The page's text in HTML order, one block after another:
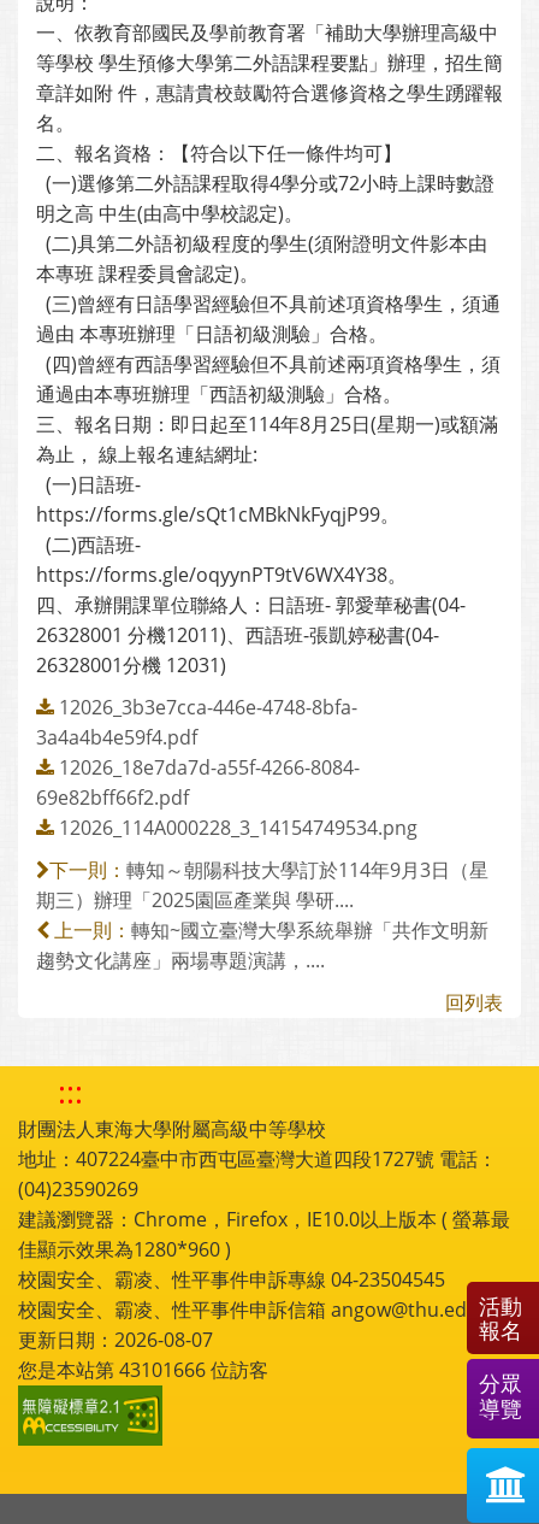
一、依教育部國民及學前教育署「補助大學辦理高級中
等學校 學生預修大學第二外語課程要點」辦理，招生簡
章詳如附 件，惠請貴校鼓勵符合選修資格之學生踴躍報
名。
二、報名資格：【符合以下任一條件均可】
(一)選修第二外語課程取得4學分或72小時上課時數證
明之高 中生(由高中學校認定)。
(二)具第二外語初級程度的學生(須附證明文件影本由
本專班 課程委員會認定)。
(三)曾經有日語學習經驗但不具前述項資格學生，須通
過由 本專班辦理「日語初級測驗」合格。
(四)曾經有西語學習經驗但不具前述兩項資格學生，須
通過由本專班辦理「西語初級測驗」合格。
三、報名日期：即日起至114年8月25日(星期一)或額滿
為止， 線上報名連結網址:
(一)日語班-
https://forms.gle/sQt1cMBkNkFyqjP99。
(二)西語班-
https://forms.gle/oqyynPT9tV6WX4Y38。
四、承辦開課單位聯絡人：日語班- 郭愛華秘書(04-
26328001 分機12011)、西語班-張凱婷秘書(04-
26328001分機 12031)
12026_3b3e7cca-446e-4748-8bfa-
3a4a4b4e59f4.pdf
12026_18e7da7d-a55f-4266-8084-
69e82bff66f2.pdf
12026_114A000228_3_14154749534.png
下一則： 轉知～朝陽科技大學訂於114年9月3日（星
期三）辦理「2025園區產業與 學研....
上一則： 轉知~國立臺灣大學系統舉辦「共作文明新
趨勢文化講座」兩場專題演講，....
回列表
:::
財團法人東海大學附屬高級中等學校
地址：407224臺中市西屯區臺灣大道四段1727號 電話：
(04)23590269
建議瀏覽器：Chrome，Firefox，IE10.0以上版本 ( 螢幕最
佳顯示效果為1280*960 )
校園安全、霸凌、性平事件申訴專線 04-23504545
校園安全、霸凌、性平事件申訴信箱 angow@thu.edu.tw
更新日期：2026-08-07
您是本站第43101666位訪客
活動
報名
分眾
導覽